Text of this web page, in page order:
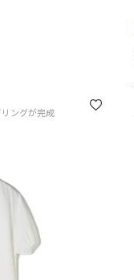
ングが完成